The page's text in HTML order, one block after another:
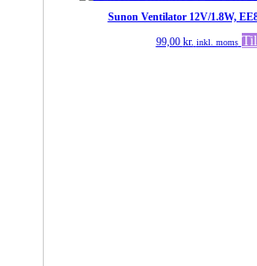
Sunon Ventilator 12V/1.8W,
99,00 kr. inkl. moms